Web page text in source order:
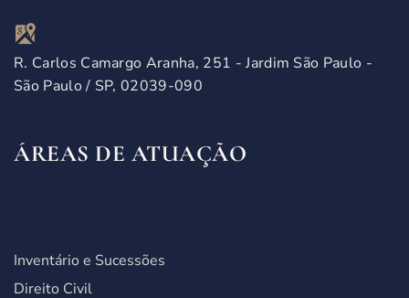
R. Carlos Camargo Aranha, 251 - Jardim São Paulo -
São Paulo / SP, 02039-090
ÁREAS DE ATUAÇÃO
Inventário e Sucessões
Direito Civil